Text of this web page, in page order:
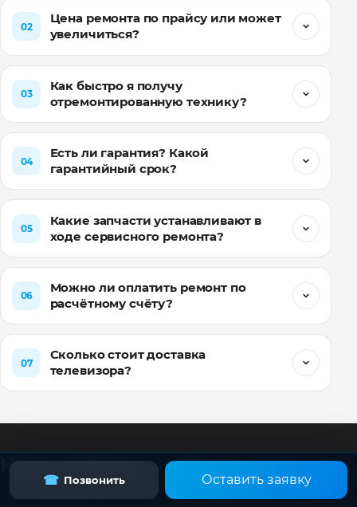
02
Цена ремонта по прайсу или может
увеличиться?
03
Как быстро я получу
отремонтированную технику?
04
Есть ли гарантия? Какой
гарантийный срок?
05
Какие запчасти устанавливают в
ходе сервисного ремонта?
06
Можно ли оплатить ремонт по
расчётному счёту?
07
Сколько стоит доставка
телевизора?
Наши работы
Примеры выполненных ремонтов телевизоров
☎ Позвонить Оставить заявку